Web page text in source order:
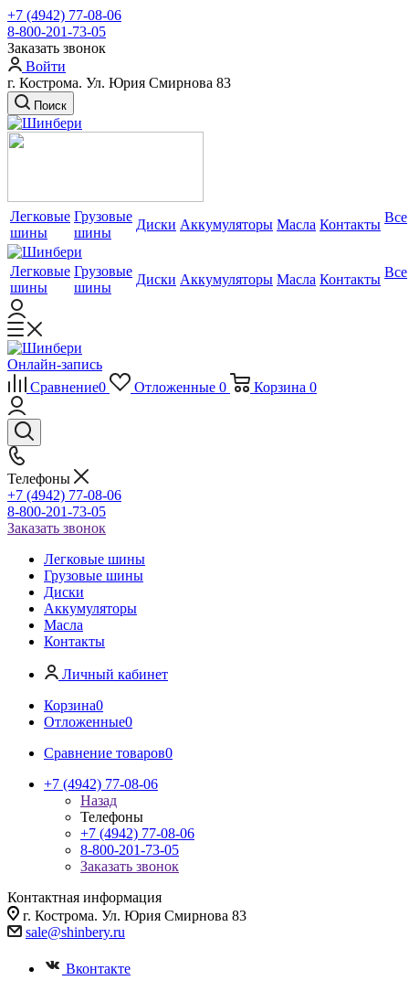
+7 (4942) 77-08-06
8-800-201-73-05
Заказать звонок
Войти
г. Кострома. Ул. Юрия Смирнова 83
Поиск
Легковые
шины
Грузовые
шины
Диски Аккумуляторы Масла Контакты Все
Легковые
шины
Грузовые
шины
Диски Аккумуляторы Масла Контакты Все
Онлайн-запись
Сравнение0 Отложенные 0 Корзина 0
Телефоны
+7 (4942) 77-08-06
8-800-201-73-05
Заказать звонок
Легковые шины
Грузовые шины
Диски
Аккумуляторы
Масла
Контакты
Личный кабинет
Корзина0
Отложенные0
Сравнение товаров0
+7 (4942) 77-08-06
Назад
Телефоны
+7 (4942) 77-08-06
8-800-201-73-05
Заказать звонок
Контактная информация
г. Кострома. Ул. Юрия Смирнова 83
sale@shinbery.ru
Вконтакте